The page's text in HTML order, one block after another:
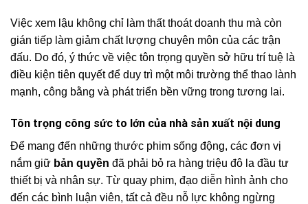
Việc xem lậu không chỉ làm thất thoát doanh thu mà còn
gián tiếp làm giảm chất lượng chuyên môn của các trận
đấu. Do đó, ý thức về việc tôn trọng quyền sở hữu trí tuệ là
điều kiện tiên quyết để duy trì một môi trường thể thao lành
mạnh, công bằng và phát triển bền vững trong tương lai.
Tôn trọng công sức to lớn của nhà sản xuất nội dung
Để mang đến những thước phim sống động, các đơn vị
nắm giữ bản quyền đã phải bỏ ra hàng triệu đô la đầu tư
thiết bị và nhân sự. Từ quay phim, đạo diễn hình ảnh cho
đến các bình luận viên, tất cả đều nỗ lực không ngừng